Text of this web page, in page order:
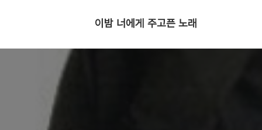
이밤 너에게 주고픈 노래